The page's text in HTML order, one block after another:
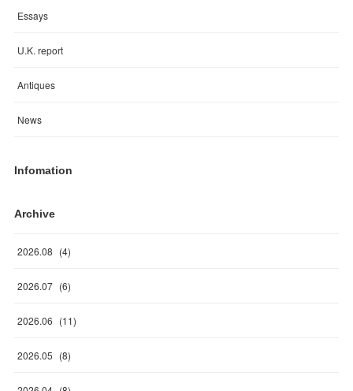
Essays
U.K. report
Antiques
News
Infomation
Archive
2026.08 (4)
2026.07 (6)
2026.06 (11)
2026.05 (8)